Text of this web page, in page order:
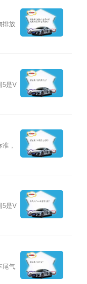
排放
5是V
，
5是V
尾气